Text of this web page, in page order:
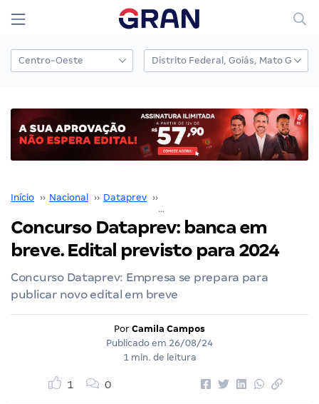
Início ›› Nacional ›› Dataprev ››
Concurso Dataprev: banca em
breve. Edital previsto para 2024
Concurso Dataprev: Empresa se prepara para
publicar novo edital em breve
Por Camila Campos
Publicado em 26/08/24
1 min. de leitura
1 0